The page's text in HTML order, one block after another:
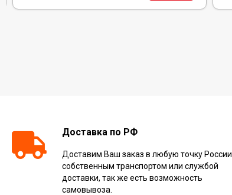
Доставка по РФ
Доставим Ваш заказ в любую точку России
собственным транспортом или службой
доставки, так же есть возможность
самовывоза.